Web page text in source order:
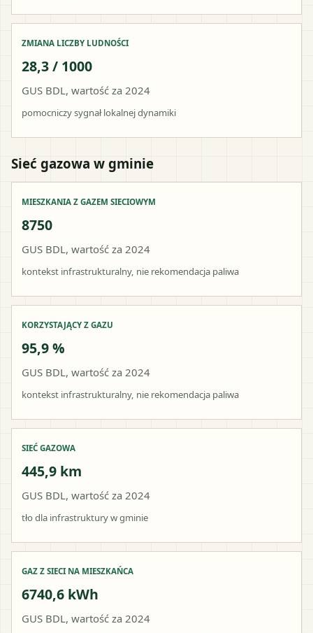
ZMIANA LICZBY LUDNOŚCI
28,3 / 1000
GUS BDL, wartość za 2024
pomocniczy sygnał lokalnej dynamiki
Sieć gazowa w gminie
MIESZKANIA Z GAZEM SIECIOWYM
8750
GUS BDL, wartość za 2024
kontekst infrastrukturalny, nie rekomendacja paliwa
KORZYSTAJĄCY Z GAZU
95,9 %
GUS BDL, wartość za 2024
kontekst infrastrukturalny, nie rekomendacja paliwa
SIEĆ GAZOWA
445,9 km
GUS BDL, wartość za 2024
tło dla infrastruktury w gminie
GAZ Z SIECI NA MIESZKAŃCA
6740,6 kWh
GUS BDL, wartość za 2024